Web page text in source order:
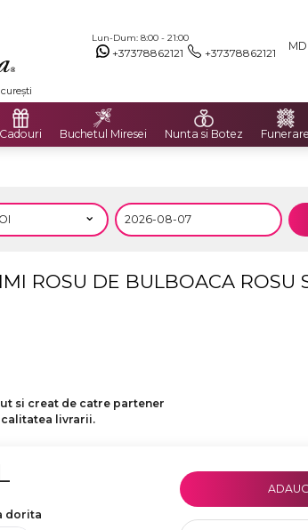
Lun-Dum: 8:00 - 21:00
+37378862121 +37378862121
Cadouri Buchetul Miresei Nunta si Botez Funerare
ROSU DE BULBOACA ROSU
si creat de catre partener
livrarii.
dorita